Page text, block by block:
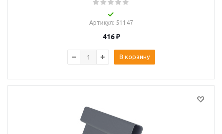
Артикул: 51147
416₽
В корзину